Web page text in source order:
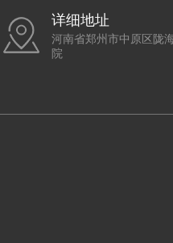
详细地址
河南省郑州市中原区陇
院